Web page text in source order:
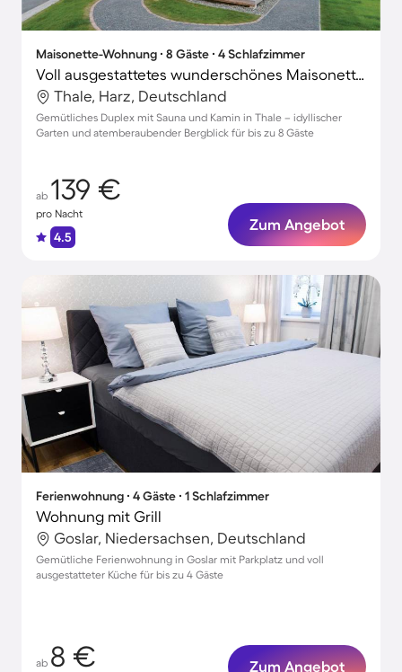
Maisonette-Wohnung ∙ 8 Gäste ∙ 4 Schlafzimmer
Voll ausgestattetes wunderschönes Maisonette mit Garten, Sauna und Terrasse | Bergblick
Thale, Harz, Deutschland
Gemütliches Duplex mit Sauna und Kamin in Thale – idyllischer
Garten und atemberaubender Bergblick für bis zu 8 Gäste
ab 139 €
pro Nacht
4.5
Zum Angebot
Ferienwohnung ∙ 4 Gäste ∙ 1 Schlafzimmer
Wohnung mit Grill
Goslar, Niedersachsen, Deutschland
Gemütliche Ferienwohnung in Goslar mit Parkplatz und voll
ausgestatteter Küche für bis zu 4 Gäste
ab 8 € Zum Angebot